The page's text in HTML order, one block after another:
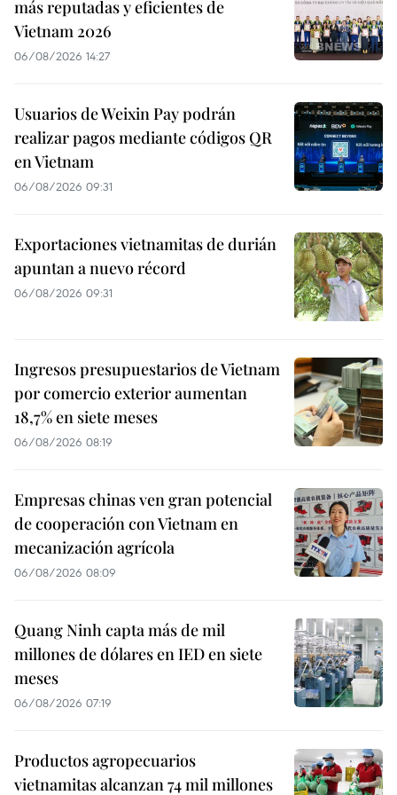
más reputadas y eficientes de
Vietnam 2026
06/08/2026 14:27
Usuarios de Weixin Pay podrán
realizar pagos mediante códigos QR
en Vietnam
06/08/2026 09:31
Exportaciones vietnamitas de durián
apuntan a nuevo récord
06/08/2026 09:31
Ingresos presupuestarios de Vietnam
por comercio exterior aumentan
18,7% en siete meses
06/08/2026 08:19
Empresas chinas ven gran potencial
de cooperación con Vietnam en
mecanización agrícola
06/08/2026 08:09
Quang Ninh capta más de mil
millones de dólares en IED en siete
meses
06/08/2026 07:19
Productos agropecuarios
vietnamitas alcanzan 74 mil millones